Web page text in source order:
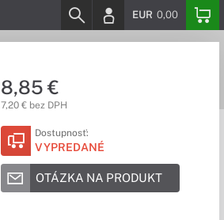
EUR 0,00
8,85 €
7,20 € bez DPH
Dostupnosť:
VYPREDANÉ
OTÁZKA NA PRODUKT